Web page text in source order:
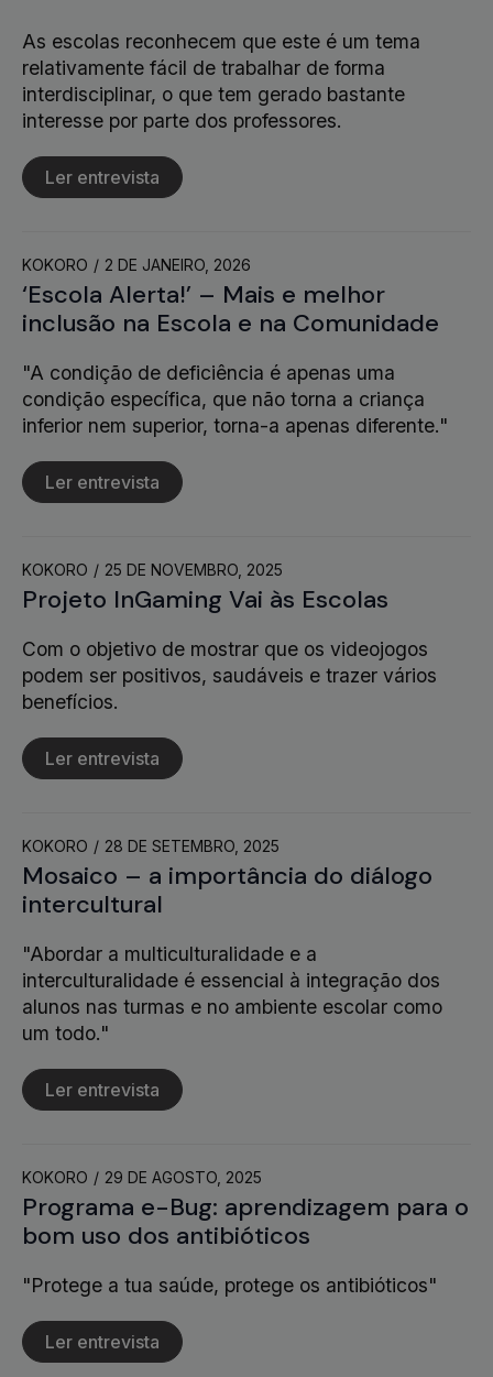
As escolas reconhecem que este é um tema
relativamente fácil de trabalhar de forma
interdisciplinar, o que tem gerado bastante
interesse por parte dos professores.
Ler entrevista
‘Escola Alerta!’ – Mais e melhor
inclusão na Escola e na Comunidade
KOKORO 2 DE JANEIRO, 2026
"A condição de deficiência é apenas uma
condição específica, que não torna a criança
inferior nem superior, torna-a apenas diferente."
Ler entrevista
Projeto InGaming Vai às Escolas
KOKORO 25 DE NOVEMBRO, 2025
Com o objetivo de mostrar que os videojogos
podem ser positivos, saudáveis e trazer vários
benefícios.
Ler entrevista
Mosaico – a importância do diálogo
intercultural
KOKORO 28 DE SETEMBRO, 2025
"Abordar a multiculturalidade e a
interculturalidade é essencial à integração dos
alunos nas turmas e no ambiente escolar como
um todo."
Ler entrevista
Programa e-Bug: aprendizagem para o
bom uso dos antibióticos
KOKORO 29 DE AGOSTO, 2025
"Protege a tua saúde, protege os antibióticos"
Ler entrevista